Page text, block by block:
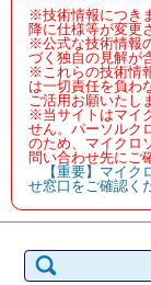
※技術情報につき
降に仕様等が変更
※公式な技術情報
づく独自の見解が
※これらの技術情
は一切責任を負わ
ご活用お願いたし
※当サイトはマイ
せん。パーソルク
のため、マイクロ
問い合わせ先にご
【重要】マイ
せ窓口をご確認く
索: